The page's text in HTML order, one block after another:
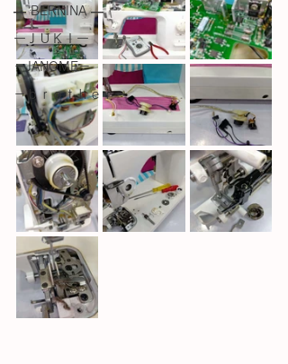
― BERNINA ―
ーＪＵＫＩー
－JANOME－
－ｂｒｏｔｈｅｒ－